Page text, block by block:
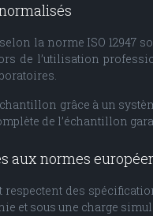
la norme ISO
de l’utilisation
grâce à un
de l’échantillon
aux normes
des
et sous une charge